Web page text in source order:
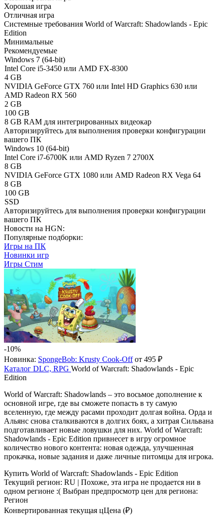
Хорошая игра
Отличная игра
Системные требования World of Warcraft: Shadowlands - Epic
Edition
Минимальные
Рекомендуемые
Windows 7 (64-bit)
Intel Core i5-3450 или AMD FX-8300
4 GB
NVIDIA GeForce GTX 760 или Intel HD Graphics 630 или
AMD Radeon RX 560
2 GB
100 GB
8 GB RAM для интегрированных видеокар
Авторизируйтесь для выполнения проверки конфигурации
вашего ПК
Windows 10 (64-bit)
Intel Core i7-6700K или AMD Ryzen 7 2700X
8 GB
NVIDIA GeForce GTX 1080 или AMD Radeon RX Vega 64
8 GB
100 GB
SSD
Авторизируйтесь для выполнения проверки конфигурации
вашего ПК
Новости на HGN:
Популярные подборки:
Игры на ПК
Новинки игр
Игры Стим
-10%
Новинка: SpongeBob: Krusty Cook-Offот 495 ₽
Каталог DLC, RPG World of Warcraft: Shadowlands - Epic
Edition
World of Warcraft: Shadowlands – это восьмое дополнение к
основной игре, где вы сможете попасть в ту самую
вселенную, где между расами проходит долгая война. Орда и
Альянс снова сталкиваются в долгих боях, а хитрая Сильвана
подготавливает новые ловушки для них. World of Warcraft:
Shadowlands - Epic Edition привнесет в игру огромное
количество нового контента: новая одежда, улучшенная
прокачка, новые задания и даже личные питомцы для игрока.
Купить World of Warcraft: Shadowlands - Epic Edition
Текущий регион: RU | Похоже, эта игра не продается ни в
одном регионе :( Выбран предпросмотр цен для региона:
Регион
Конвертированная текущая цЦена (₽)